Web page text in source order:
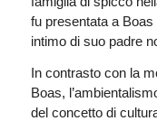
fu presentata a
intimo di suo padre
In contrasto con la
Boas,
del concetto di